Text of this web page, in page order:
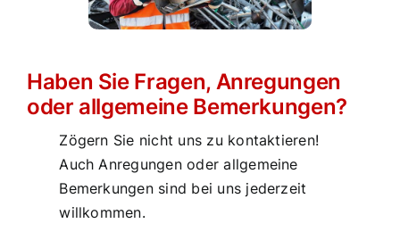
Haben Sie Fragen, Anregungen
oder allgemeine Bemerkungen?
Zögern Sie nicht uns zu kontaktieren!
Auch Anregungen oder allgemeine
Bemerkungen sind bei uns jederzeit
willkommen.